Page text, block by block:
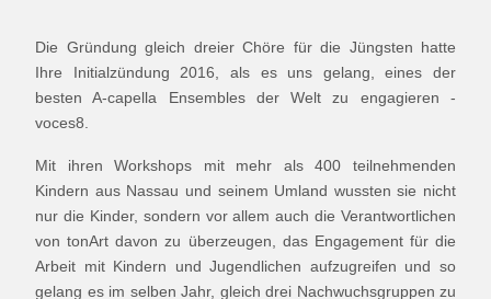
Die Gründung gleich dreier Chöre für die Jüngsten hatte
Ihre Initialzündung 2016, als es uns gelang, eines der
besten A-capella Ensembles der Welt zu engagieren -
voces8.
Mit ihren Workshops mit mehr als 400 teilnehmenden
Kindern aus Nassau und seinem Umland wussten sie nicht
nur die Kinder, sondern vor allem auch die Verantwortlichen
von tonArt davon zu überzeugen, das Engagement für die
Arbeit mit Kindern und Jugendlichen aufzugreifen und so
gelang es im selben Jahr, gleich drei Nachwuchsgruppen zu